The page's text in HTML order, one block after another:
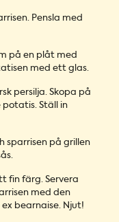
Pensla med
på en plåt med
med ett glas.
persilja. Skopa på
potatis. Ställ in
sparrisen på grillen
fin färg. Servera
med den
bearnaise. Njut!